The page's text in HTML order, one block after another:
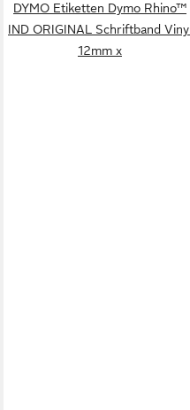
DYMO Etiketten Dymo Rhino™
IND ORIGINAL Schriftband Vinyl
12mm x